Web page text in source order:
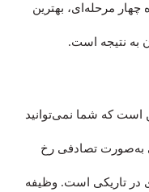
چهار مرحله‌ای، بهترین
به نتیجه است.
است که شما نمی‌توانید
به‌صورت تصادفی رخ
در تاریکی است. وظیفه